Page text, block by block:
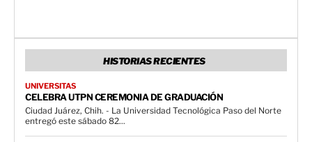
HISTORIAS RECIENTES
UNIVERSITAS
CELEBRA UTPN CEREMONIA DE GRADUACIÓN
Ciudad Juárez, Chih. - La Universidad Tecnológica Paso del Norte
entregó este sábado 82...